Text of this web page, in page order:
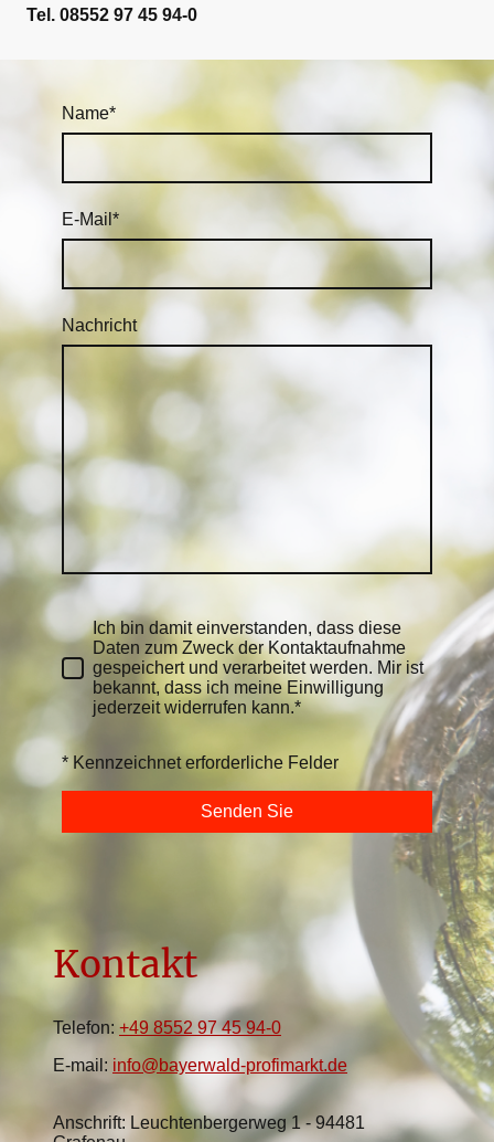
Tel. 08552 97 45 94-0
Name*
E-Mail *
Nachricht
Ich bin damit einverstanden, dass diese
Daten zum Zweck der Kontaktaufnahme
gespeichert und verarbeitet werden. Mir ist
bekannt, dass ich meine Einwilligung
jederzeit widerrufen kann.*
* Kennzeichnet erforderliche Felder
Senden Sie
Kontakt
Telefon: +49 8552 97 45 94-0
E-mail: info@bayerwald-profimarkt.de
Anschrift: Leuchtenbergerweg 1 - 94481